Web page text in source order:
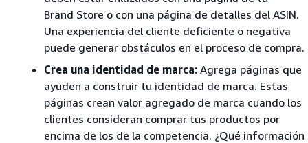
Brand Store o con una página de detalles del ASIN.
Una experiencia del cliente deficiente o negativa
puede generar obstáculos en el proceso de compra.
Crea una identidad de marca: Agrega páginas que
ayuden a construir tu identidad de marca. Estas
páginas crean valor agregado de marca cuando los
clientes consideran comprar tus productos por
encima de los de la competencia. ¿Qué información